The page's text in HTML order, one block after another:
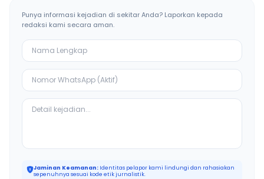
Punya informasi kejadian di sekitar Anda? Laporkan kepada
redaksi kami secara aman.
Jaminan Keamanan: Identitas pelapor kami lindungi dan rahasiakan
sepenuhnya sesuai kode etik jurnalistik.